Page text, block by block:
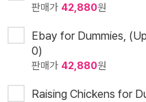
판매가 42,880원
Ebay for Dummies,
0)
판매가 42,880원
Raising Chickens for